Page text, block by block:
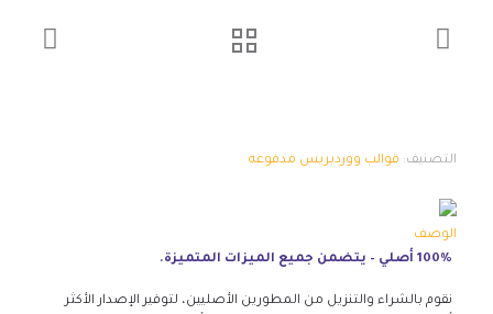
التصنيف: قوالب ووردبريس مدفوعه
الوصف
100% أصلي – يتضمن جميع الميزات المتميزة.
نقوم بالشراء والتنزيل من المطورين الأصليين، لتوفير الإصدار الأكثر